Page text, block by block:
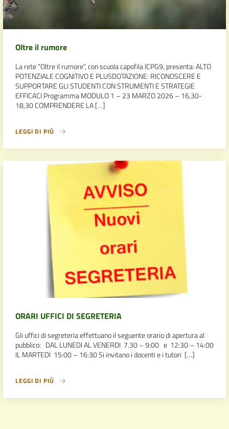
Oltre il rumore
La rete “Oltre il rumore”, con scuola capofila ICPG9, presenta: ALTO
POTENZIALE COGNITIVO E PLUSDOTAZIONE: RICONOSCERE E
SUPPORTARE GLI STUDENTI CON STRUMENTI E STRATEGIE
EFFICACI Programma MODULO 1 – 23 MARZO 2026 – 16,30-
18,30 COMPRENDERE LA […]
LEGGI DI PIÙ
ORARI UFFICI DI SEGRETERIA
Gli uffici di segreteria effettuano il seguente orario di apertura al
pubblico: DAL LUNEDI AL VENERDI 7.30 – 9:00 e 12:30 – 14:00
IL MARTEDI 15:00 – 16:30 Si invitano i docenti e i tutori […]
LEGGI DI PIÙ